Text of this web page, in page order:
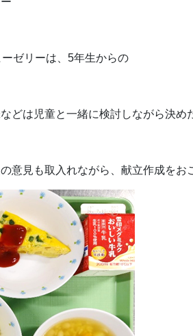
ゼリーは、5年生からの
どは児童と一緒に検討しながら決め
意見も取入れながら、献立作成をお